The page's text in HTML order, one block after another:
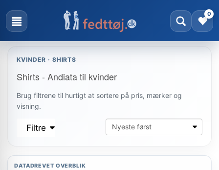
0
KVINDER · SHIRTS
Shirts - Andiata til kvinder
Brug filtrene til hurtigt at sortere på pris, mærker og
visning.
Filtre
DATADREVET OVERBLIK